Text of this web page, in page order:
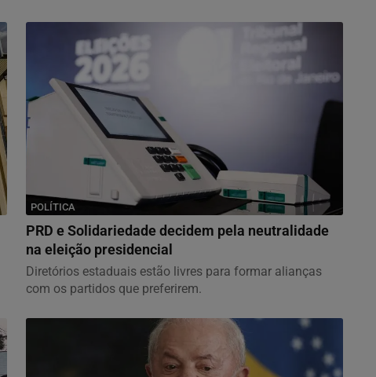
POLÍTICA
PRD e Solidariedade decidem pela neutralidade
na eleição presidencial
Diretórios estaduais estão livres para formar alianças
com os partidos que preferirem.